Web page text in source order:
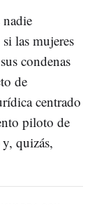
las mujeres
condenas
de
centrado
piloto de
quizás,